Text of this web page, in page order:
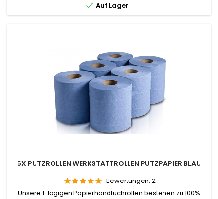
 Auf Lager
6X PUTZROLLEN WERKSTATTROLLEN PUTZPAPIER BLAU
Bewertungen: 2
Unsere 1-lagigen Papierhandtuchrollen bestehen zu 100%